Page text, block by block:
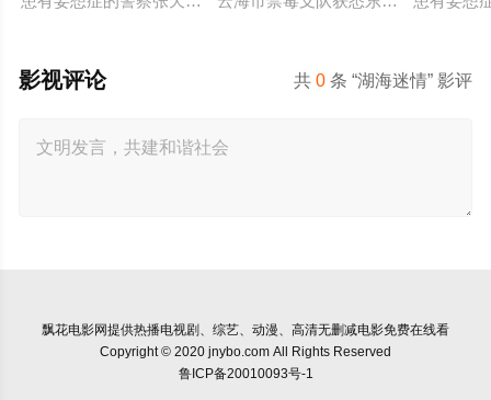
共0 条 “湖海迷情” 影评
影视评论
飘花电影网提供热播电视剧、综艺、动漫、高清无删减电影免费在线看
Copyright © 2020 jnybo.com All Rights Reserved
鲁ICP备20010093号-1